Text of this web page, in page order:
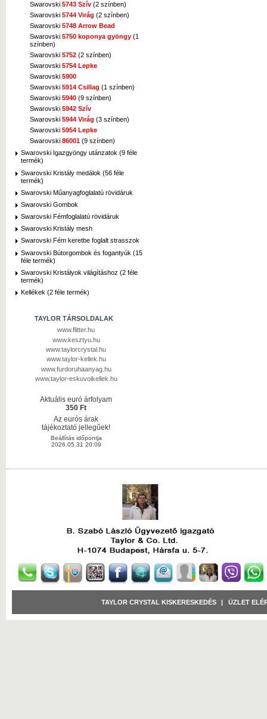
Swarovski 5743 Szív (2 színben)
Swarovski 5744 Virág (2 színben)
Swarovski 5748 Arrow Bead
Swarovski 5750 koponya gyöngy (1
színben)
Swarovski 5752 (2 színben)
Swarovski 5754 Lepke
Swarovski 5900
Swarovski 5914 Csillag (1 színben)
Swarovski 5940 (9 színben)
Swarovski 5942 Szív
Swarovski 5944 Virág (3 színben)
Swarovski 5954 Lepke
Swarovski 86001 (9 színben)
Swarovski Igazgyöngy utánzatok (9 féle
termék)
Swarovski Kristály medálok (56 féle
termék)
Swarovski Műanyagfoglalatú rövidáruk
Swarovski Gombok
Swarovski Fémfoglalatú rövidáruk
Swarovski Kristály mesh
Swarovski Fém keretbe foglalt strasszok
Swarovski Bútorgombok és fogantyúk (15
féle termék)
Swarovski Kristályok világításhoz (2 féle
termék)
Kellékek (2 féle termék)
TAYLOR TÁRSOLDALAK
www.flitter.hu
www.kesztyu.hu
www.taylorcrystal.hu
www.taylor-kellek.hu
www.furdoruhaanyag.hu
www.taylor-eskuvoikellek.hu
Aktuális euró árfolyam
350 Ft
Az eurós árak
tájékoztató jellegűek!
Beállítás időpontja
2026.05.31 20:09
TAYLOR CRYSTAL KISKERESKEDÉS ÜZLET